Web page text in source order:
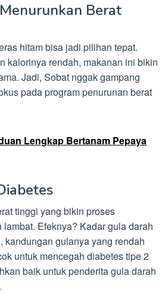
Berat
hitam bisa jadi pilihan tepat.
kalorinya rendah, makanan ini bikin
Jadi, Sobat nggak gampang
pada program penurunan berat
Lengkap Bertanam Pepaya
tinggi yang bikin proses
Efeknya? Kadar gula darah
kandungan gulanya yang rendah
untuk mencegah diabetes tipe 2
baik untuk penderita gula darah